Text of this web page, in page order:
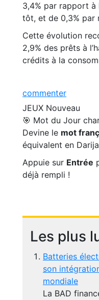
3,4% par rapport à
tôt, et de 0,3% par
Cette évolution
2,9% des prêts à
crédits à la
commenter
JEUX Nouveau
🎯 Mot du Jour
Devine le mot
équivalent en
Appuie sur Entrée
déjà rempli !
Les plus
Batteries
son
mondiale
La BAD